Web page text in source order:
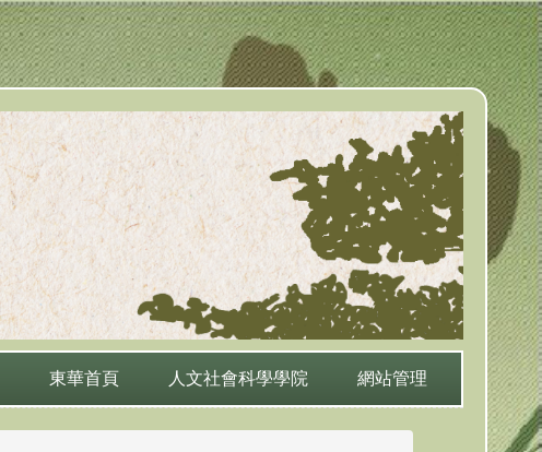
東華首頁 人文社會科學學院 網站管理